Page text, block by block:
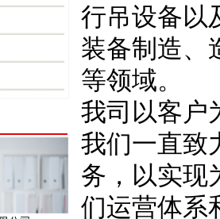
行吊设备以
装备制造、
等领域。
我司以客户
我们一直致
务，以实现
们运营体系